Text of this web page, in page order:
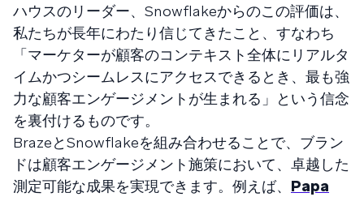
ハウスのリーダー、Snowflakeからのこの評価は、
私たちが長年にわたり信じてきたこと、すなわち
「マーケターが顧客のコンテキスト全体にリアルタ
イムかつシームレスにアクセスできるとき、最も強
力な顧客エンゲージメントが生まれる」という信念
を裏付けるものです。
BrazeとSnowflakeを組み合わせることで、ブラン
ドは顧客エンゲージメント施策において、卓越した
測定可能な成果を実現できます。例えば、 Papa